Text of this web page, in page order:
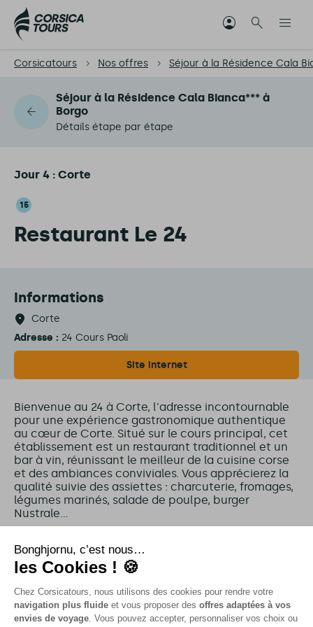
Corsicatours Nos offres Séjour à la Résidence Cala
Séjour à la Résidence Cala Bianca*** à
Borgo
Détails étape par étape
Jour 4 : Corte
15
Restaurant Le 24
Informations
Corte
Adresse : 24 Cours Paoli
Site internet
Bienvenue au 24 à Corte, l'adresse incontournable
pour une expérience gastronomique authentique
au cœur de Corte. Situé sur le cours principal, cet
établissement est un restaurant traditionnel et un
bar à vin, réunissant le meilleur de la cuisine corse
et des ambiances conviviales. Vous apprécierez la
qualité suivie des assiettes : charcuterie, fromages,
légumes marinés, salade de poulpe, burger
Nustrale…